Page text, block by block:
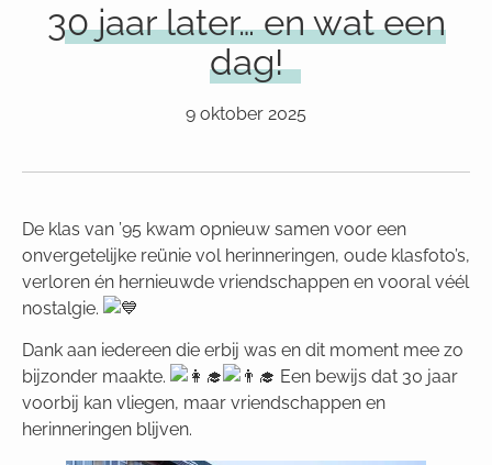
30 jaar later… en wat een
dag!
9 oktober 2025
De klas van ’95 kwam opnieuw samen voor een
onvergetelijke reünie vol herinneringen, oude klasfoto’s,
verloren én hernieuwde vriendschappen en vooral véél
nostalgie.
Dank aan iedereen die erbij was en dit moment mee zo
bijzonder maakte.
Een bewijs dat 30 jaar
voorbij kan vliegen, maar vriendschappen en
herinneringen blijven.